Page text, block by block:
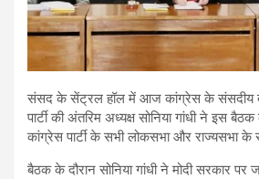
संसद के सेंट्रल हॉल में आज कांग्रेस के संसदीय
पार्टी की अंतरिम अध्यक्ष सोनिया गांधी ने इस
कांग्रेस पार्टी के सभी लोकसभा और राज्यसभा के
बैठक के दौरान सोनिया गांधी ने मोदी सरकार पर